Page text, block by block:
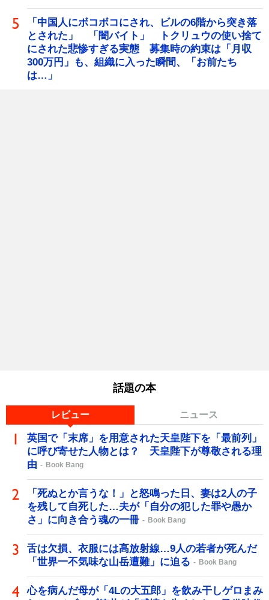
「中国人にボコボコにされ、ビルの6階から突き落
とされた」 「闇バイト」 トクリュウの使い捨て
にされた悲惨すぎる実態 募集時の約束は「月収
300万円」も、組織に入った瞬間、「お前たち
は…」
話題の本
レビュー ニュース
英国で「末席」を用意された天皇陛下を「最前列」
に呼び寄せた人物とは？ 天皇陛下が尊敬される理
由
Book Bang
「死ぬとか言うな！」と怒鳴った日、妻は2人の子
を残して自死した…夫が「自分の犯した罪や愚か
さ」に向き合う魂の一冊
Book Bang
舌は欠損、衣服には高放射線…9人の若者が死んだ
「世界一不気味な山岳遭難」に迫る
Book Bang
心を病んだ母が「4Lの大五郎」を飲み干しゲロまみ